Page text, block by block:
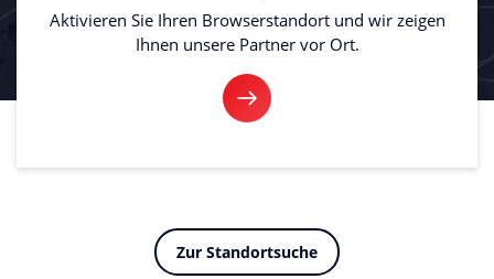
Aktivieren Sie Ihren Browserstandort und wir zeigen
Ihnen unsere Partner vor Ort.
Zur Standortsuche